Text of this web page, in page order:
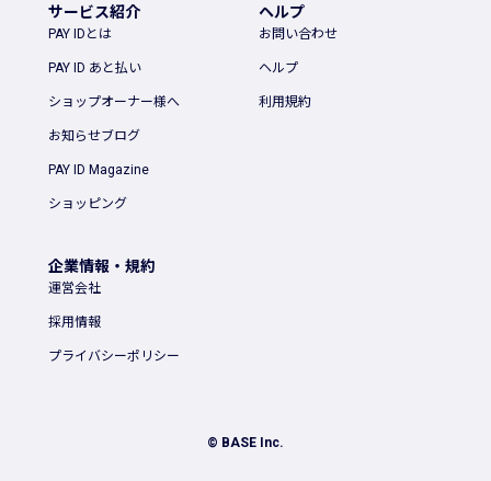
サービス紹介
PAY IDとは
PAY ID あと払い
ショップオーナー様へ
お知らせブログ
PAY ID Magazine
ショッピング
ヘルプ
お問い合わせ
ヘルプ
利用規約
企業情報・規約
運営会社
採用情報
プライバシーポリシー
© BASE Inc.